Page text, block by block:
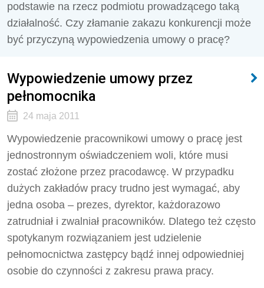
podstawie na rzecz podmiotu prowadzącego taką
działalność. Czy złamanie zakazu konkurencji może
być przyczyną wypowiedzenia umowy o pracę?
Wypowiedzenie umowy przez
pełnomocnika
24 maja 2011
Wypowiedzenie pracownikowi umowy o pracę jest
jednostronnym oświadczeniem woli, które musi
zostać złożone przez pracodawcę. W przypadku
dużych zakładów pracy trudno jest wymagać, aby
jedna osoba – prezes, dyrektor, każdorazowo
zatrudniał i zwalniał pracowników. Dlatego też często
spotykanym rozwiązaniem jest udzielenie
pełnomocnictwa zastępcy bądź innej odpowiedniej
osobie do czynności z zakresu prawa pracy.